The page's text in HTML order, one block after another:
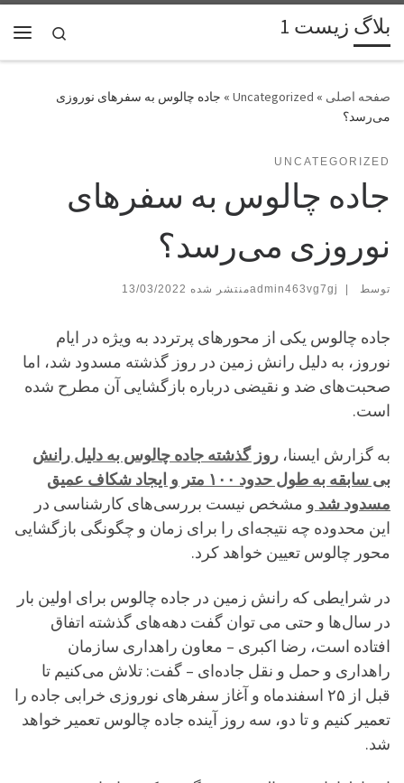
پرش به محتوا بلاگ زیست 1
Search
»
Uncategorized
» جاده چالوس به سفرهای نوروزی
می‌رسد؟
UNCATEGORIZED
جاده چالوس به سفرهای
نوروزی می‌رسد؟
توسط admin463vg7gj |
13/03/2022
جاده چالوس یکی از محورهای پرتردد به ویژه در ایام
نوروز، به دلیل رانش زمین در روز گذشته مسدود شد، اما
صحبت‌های ضد و نقیضی درباره بازگشایی آن مطرح شده
است.
به گزارش ایسنا، روز گذشته جاده چالوس به دلیل رانش
بی سابقه به طول حدود ۱۰۰ متر و ایجاد شکاف عمیق
مسدود شد و مشخص نیست بررسی‌های کارشناسی در
این محدوده چه نتیجه‌ای را برای زمان و چگونگی بازگشایی
محور چالوس تعیین خواهد کرد.
در شرایطی که رانش زمین در جاده چالوس برای اولین بار
در سال‌ها و حتی می توان گفت دهه‌های گذشته اتفاق
افتاده است، رضا اکبری – معاون راهداری سازمان
راهداری و حمل و نقل جاده‌ای – گفت: تلاش می‌کنیم تا
قبل از ۲۵ اسفندماه و آغاز سفرهای نوروزی خرابی جاده را
تعمیر کنیم و تا دو، سه روز آینده جاده چالوس تعمیر خواهد
شد.